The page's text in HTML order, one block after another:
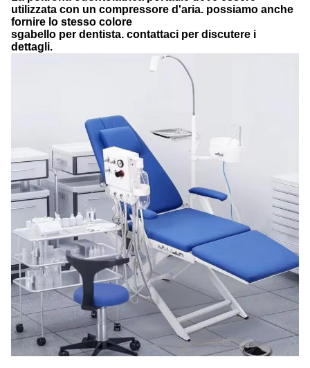
utilizzata con un compressore d'aria. possiamo anche
fornire lo stesso colore
sgabello per dentista. contattaci per discutere i
dettagli.